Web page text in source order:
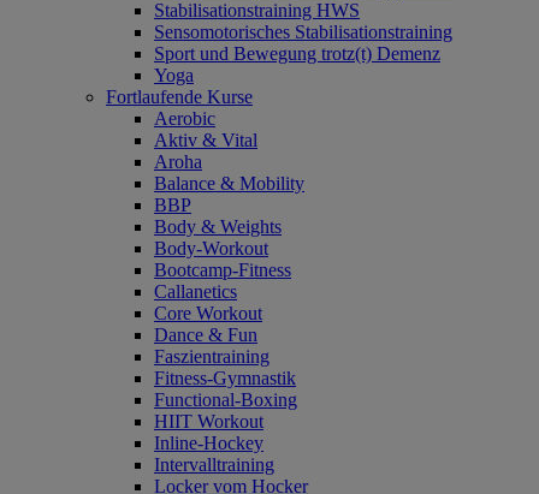
Stabilisationstraining HWS
Sensomotorisches Stabilisationstraining
Sport und Bewegung trotz(t) Demenz
Yoga
Fortlaufende Kurse
Aerobic
Aktiv & Vital
Aroha
Balance & Mobility
BBP
Body & Weights
Body-Workout
Bootcamp-Fitness
Callanetics
Core Workout
Dance & Fun
Faszientraining
Fitness-Gymnastik
Functional-Boxing
HIIT Workout
Inline-Hockey
Intervalltraining
Locker vom Hocker